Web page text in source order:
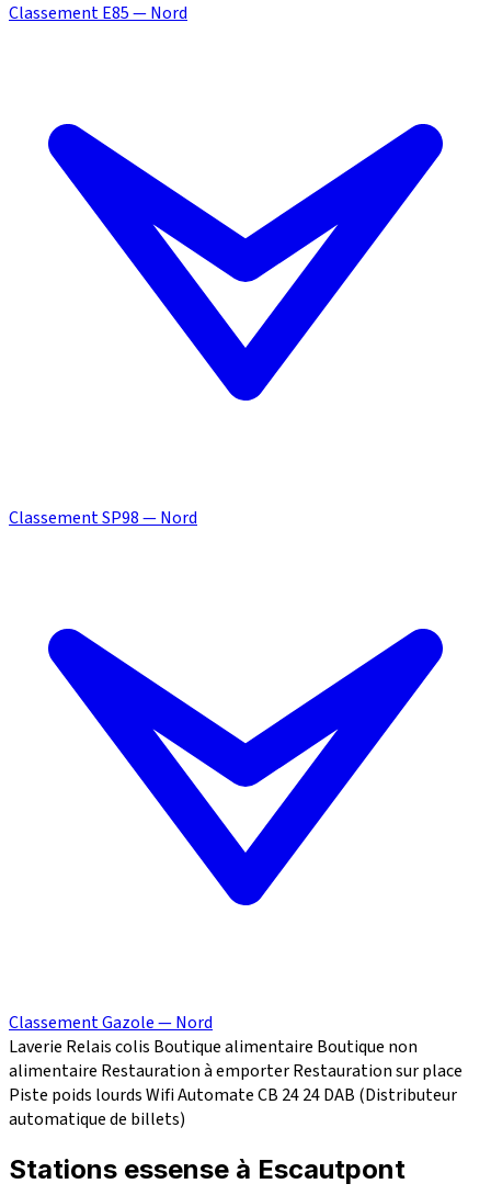
Classement E85 — Nord
Classement SP98 — Nord
Classement Gazole — Nord
Laverie Relais colis Boutique alimentaire Boutique non
alimentaire Restauration à emporterRestauration sur place
Piste poids lourdsWifiAutomate CB 2424DAB (Distributeur
automatique de billets)
Stations essense à Escautpont